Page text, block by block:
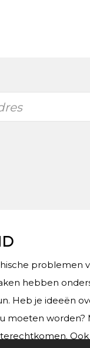
problemen
hebben
Heb je ideeën
moeten worden?